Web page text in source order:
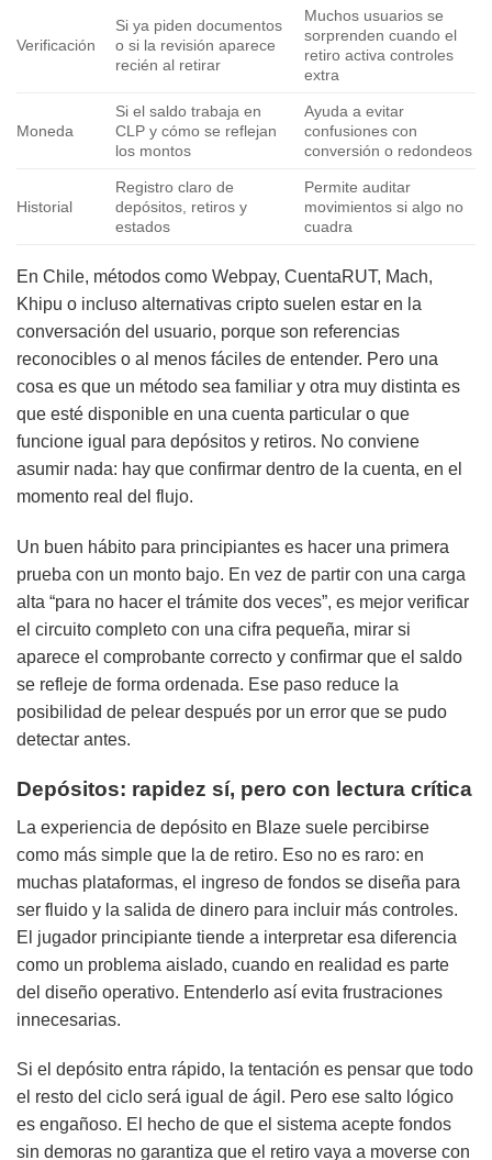
Verificación
Si ya piden documentos
o si la revisión aparece
recién al retirar
Muchos usuarios se
sorprenden cuando el
retiro activa controles
extra
Moneda
Si el saldo trabaja en
CLP y cómo se reflejan
los montos
Ayuda a evitar
confusiones con
conversión o redondeos
Historial
Registro claro de
depósitos, retiros y
estados
Permite auditar
movimientos si algo no
cuadra
En Chile, métodos como Webpay, CuentaRUT, Mach,
Khipu o incluso alternativas cripto suelen estar en la
conversación del usuario, porque son referencias
reconocibles o al menos fáciles de entender. Pero una
cosa es que un método sea familiar y otra muy distinta es
que esté disponible en una cuenta particular o que
funcione igual para depósitos y retiros. No conviene
asumir nada: hay que confirmar dentro de la cuenta, en el
momento real del flujo.
Un buen hábito para principiantes es hacer una primera
prueba con un monto bajo. En vez de partir con una carga
alta “para no hacer el trámite dos veces”, es mejor verificar
el circuito completo con una cifra pequeña, mirar si
aparece el comprobante correcto y confirmar que el saldo
se refleje de forma ordenada. Ese paso reduce la
posibilidad de pelear después por un error que se pudo
detectar antes.
Depósitos: rapidez sí, pero con lectura crítica
La experiencia de depósito en Blaze suele percibirse
como más simple que la de retiro. Eso no es raro: en
muchas plataformas, el ingreso de fondos se diseña para
ser fluido y la salida de dinero para incluir más controles.
El jugador principiante tiende a interpretar esa diferencia
como un problema aislado, cuando en realidad es parte
del diseño operativo. Entenderlo así evita frustraciones
innecesarias.
Si el depósito entra rápido, la tentación es pensar que todo
el resto del ciclo será igual de ágil. Pero ese salto lógico
es engañoso. El hecho de que el sistema acepte fondos
sin demoras no garantiza que el retiro vaya a moverse con